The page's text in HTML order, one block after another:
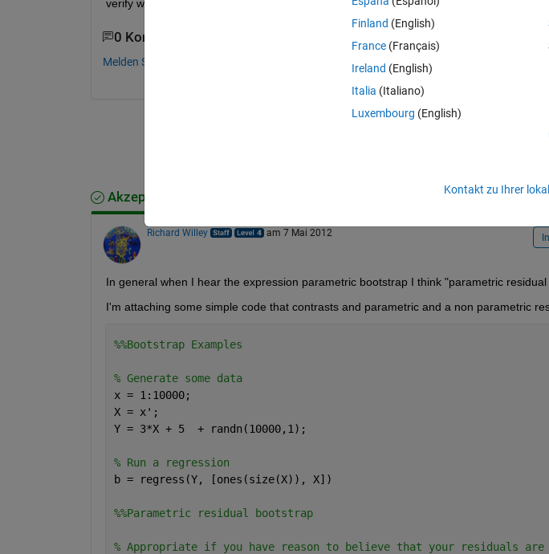
verify whether or not the collected data are okay. Is there any way to do this?
0 Kommentare
Melden Sie sich an, um zu kommentieren.
Akzeptierte Antwort
Richard Willey am 7 Mai 2012
In general when I hear the expression parametric bootstrap I think "parametric
I'm attaching some simple code that contrasts and parametric and a non parametric
%%Bootstrap Examples
% Generate some data
x = 1:10000;
X = x';
Y = 3*X + 5  + randn(10000,1);
% Run a regression
b = regress(Y, [ones(size(X)), X])
%%Parametric residual bootstrap
% Appropriate if you have reason to believe that your residuals are
Finland (English)
France (Français)
Ireland (English)
Italia (Italiano)
Luxembourg (English)
Kontakt zu Ihrer